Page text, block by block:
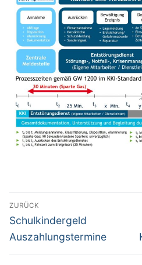
Beitragsnavigation
ZURÜCK
Vorheriger
Beitrag:
Schulkindergeld
Auszahlungstermine